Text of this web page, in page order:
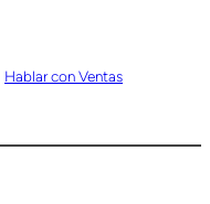
Hablar con Ventas